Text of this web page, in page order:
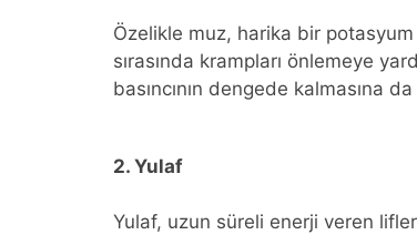
Özelikle muz, harika bir
sırasında krampları önlemeye
basıncının dengede kalmasına da
2. Yulaf
Yulaf, uzun süreli enerji veren